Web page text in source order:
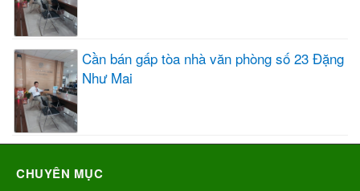
Cần bán gấp tòa nhà văn phòng số 23 Đặng
Như Mai
CHUYÊN MỤC